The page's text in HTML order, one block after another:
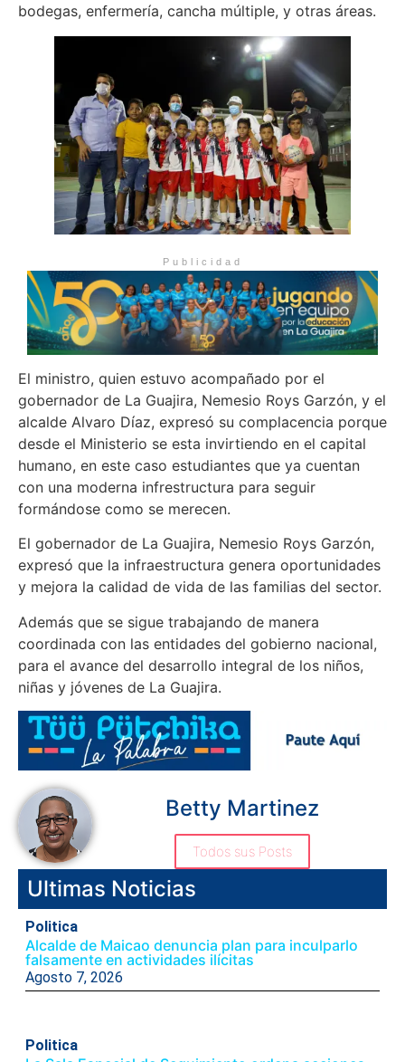
bodegas, enfermería, cancha múltiple, y otras áreas.
Publicidad
El ministro, quien estuvo acompañado por el
gobernador de La Guajira, Nemesio Roys Garzón, y el
alcalde Alvaro Díaz, expresó su complacencia porque
desde el Ministerio se esta invirtiendo en el capital
humano, en este caso estudiantes que ya cuentan
con una moderna infrestructura para seguir
formándose como se merecen.
El gobernador de La Guajira, Nemesio Roys Garzón,
expresó que la infraestructura genera oportunidades
y mejora la calidad de vida de las familias del sector.
Además que se sigue trabajando de manera
coordinada con las entidades del gobierno nacional,
para el avance del desarrollo integral de los niños,
niñas y jóvenes de La Guajira.
Betty Martinez
Todos sus Posts
Ultimas Noticias
Politica
Alcalde de Maicao denuncia plan para inculparlo
falsamente en actividades ilícitas
Agosto 7, 2026
Politica